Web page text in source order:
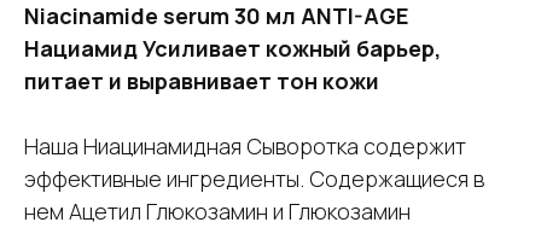
Niacinamide serum 30 мл ANTI-AGE
Нациамид Усиливает кожный барьер,
питает и выравнивает тон кожи
Наша Ниацинамидная Сыворотка содержит
эффективные ингредиенты. Содержащиеся в
нем Ацетил Глюкозамин и Глюкозамин